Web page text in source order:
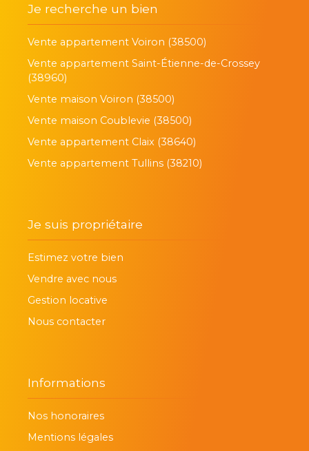
Je recherche un bien
Vente appartement Voiron (38500)
Vente appartement Saint-Étienne-de-Crossey
(38960)
Vente maison Voiron (38500)
Vente maison Coublevie (38500)
Vente appartement Claix (38640)
Vente appartement Tullins (38210)
Je suis propriétaire
Estimez votre bien
Vendre avec nous
Gestion locative
Nous contacter
Informations
Nos honoraires
Mentions légales